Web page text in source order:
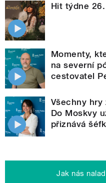
Hit týdne
Momenty,
na severní
cestovatel
Všechny hry
Do Moskvy
přiznává
Jak nás